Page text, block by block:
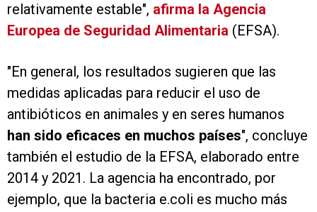
relativamente estable", afirma la Agencia
Europea de Seguridad Alimentaria (EFSA).
"En general, los resultados sugieren que las
medidas aplicadas para reducir el uso de
antibióticos en animales y en seres humanos
han sido eficaces en muchos países", concluye
también el estudio de la EFSA, elaborado entre
2014 y 2021. La agencia ha encontrado, por
ejemplo, que la bacteria e.coli es mucho más